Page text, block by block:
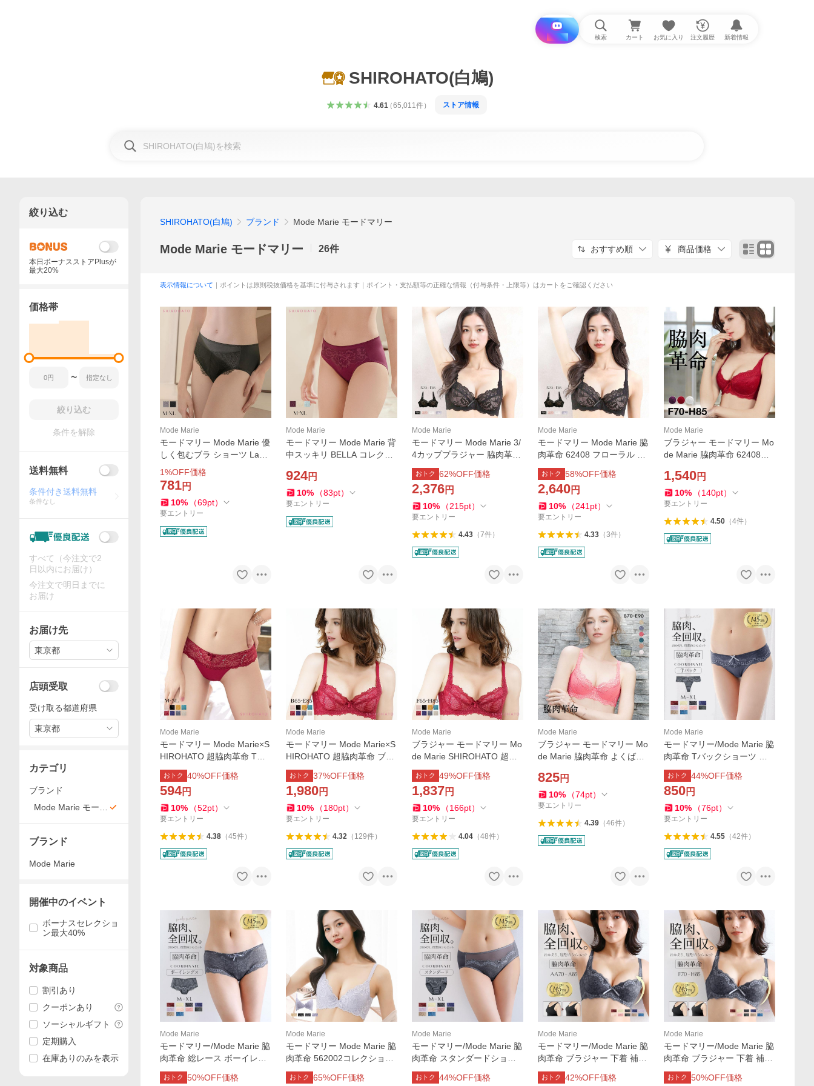
i と探す 検索 カート お気に入り 注文履歴 新着情報
SHIROHATO(白鳩)
4.61（65,011 件） ストア情報
SHIROHATO(白鳩) ブランド Mode Marie モードマリー
Mode Marie モードマリー 26件 おすすめ順 商品価格
表示情報について ｜ポイントは原則税抜価格を基準に付与されます｜ポイント・支払額等の正確な情報（付与条件・上限等）はカートをご確認ください
Mode Marie
モードマリー Mode Marie 優
しく包むブラ ショーツ Laur
a コレクション ショーツ ノ
ーマル 脇肉革命 スタンダー
ド
1%OFF価格
781円
10% （69pt）
要エントリー
Mode Marie
モードマリー Mode Marie 背
中スッキリ BELLA コレクシ
革命
924円
10% （83pt）
要エントリー
Mode Marie
モードマリー Mode Marie 3/
4カップブラジャー 脇肉革命
62408 フローラル コレクシ
ョン
おトク 62%OFF価格
2,376円
10% （215pt）
要エントリー
4.43（7件）
Mode Marie
モードマリー Mode Marie 脇
肉革命 62408 フローラル コ
レクション 3/4カップブラジ
ャー AAA
おトク 58%OFF価格
2,640円
10% （241 pt）
要エントリー
4.33（3件）
Mode Marie
ブラジャー モードマリー Mo
de Marie 脇肉革命 62408コ
補正
1,540円
10% （140pt）
要エントリー
4.50（4件）
Mode Marie
モードマリー Mode Marie×S
HIROHATO 超脇肉革命 Tバ
ック ショーツ レース M L LL
3L タンガ ソング 単品
おトク 40%OFF価格
594円
10% （52pt）
要エントリー
4.38（45件）
Mode Marie
モードマリー Mode Marie×S
HIROHATO 超脇肉革命 ブラ
ジャー BCDE 脇高 脇肉 育乳
補正下着 単品 30代 40代 大
きいサイズ つけ心地
おトク 37%OFF価格
1,980円
10% （180pt）
要エントリー
4.32（ 129件）
Mode Marie
ブラジャー モードマリー Mo
de Marie SHIROHATO 超脇
肉革命 FGH 脇高 脇肉 補正
下着 大きいサイズ 単品 30代
40代 大きいサイズ つけ心地
おトク 49%OFF価格
1,837円
10% （166pt）
要エントリー
4.04（48件）
Mode Marie
ブラジャー モードマリー Mo
de Marie 脇肉革命 よくばり
刺繍 3/4カップ 脇高 脇肉 下
着 補正 補整 ハミ肉 単品 大
きいサイズ
825円
10% （74pt）
要エントリー
4.39（46件）
Mode Marie
モードマリー/Mode Marie 脇
肉革命 Tバックショーツ 下
着 パンツ 62408コレクショ
ン M L XL
おトク 44%OFF価格
850円
10% （76pt）
要エントリー
4.55（42件）
Mode Marie
モードマリー/Mode Marie 脇
肉革命 総レース ボーイレッ
グショーツ 下着 パンツ 6240
8コレクション M L XL
おトク 50%OFF価格
Mode Marie
モードマリー Mode Marie 脇
肉革命 562002コレクション
3/4カップブラジャー バスト
アップ 補正下着 補整下着 大
おトク 65%OFF価格
Mode Marie
モードマリー/Mode Marie 脇
肉革命 スタンダードショー
ツ 下着 パンツ 62408コレク
ション M L XL [ 大きいサイ
おトク 44%OFF価格
Mode Marie
モードマリー/Mode Marie 脇
肉革命 ブラジャー 下着 補正
下着 補正 補整 62408コレク
ション 3/4カップ AAA 育乳
おトク 42%OFF価格
Mode Marie
モードマリー/Mode Marie 脇
肉革命 ブラジャー 下着 補正
下着 補正 補整 62408コレク
ション FGH 育乳 谷間メイク
おトク 50%OFF価格
絞り込む
本日ボーナスストアPlusが
最大20%
価格帯
〜
絞り込む
条件を解除
送料無料
条件付き送料無料
条件なし
すべて（今注文で2
日以内にお届け）
今注文で明日までに
お届け
お届け先
東京都
店頭受取
受け取る都道府県
東京都
カテゴリ
ブランド
Mode Marie モード
ブランド
Mode Marie
開催中のイベント
ボーナスセレクショ
ン最大40%
対象商品
割引あり
クーポンあり
ソーシャルギフト
定期購入
在庫ありのみを表示